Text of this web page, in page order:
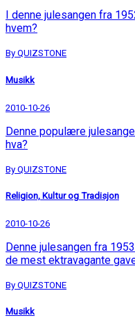
I denne julesangen fra
hvem?
By QUIZSTONE
Musikk
2010-10-26
Denne populære
hva?
By QUIZSTONE
Religion, Kultur og Tradisjon
2010-10-26
Denne julesangen fra
de mest ektravagante
By QUIZSTONE
Musikk